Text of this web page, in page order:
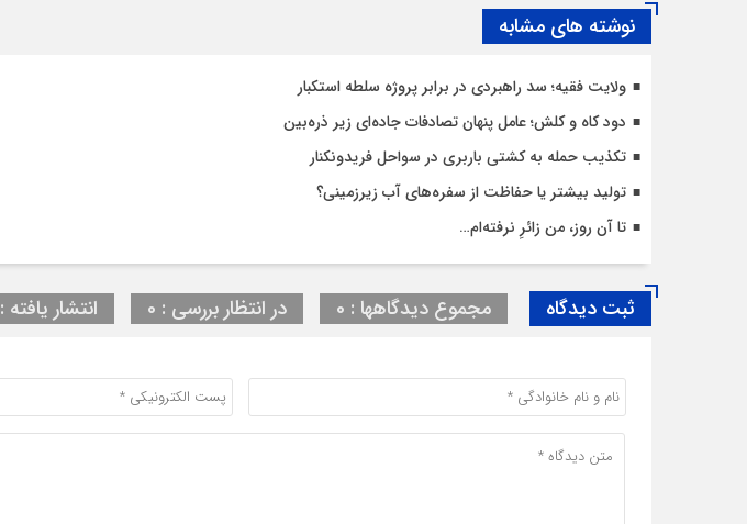
نوشته های مشابه
ولایت فقیه؛ سد راهبردی در برابر پروژه سلطه استکبار
دود کاه و کلش؛ عامل پنهان تصادفات جاده‌ای زیر ذره‌بین
تکذیب حمله به کشتی باربری در سواحل فریدونکنار
تولید بیشتر یا حفاظت از سفره‌های آب زیرزمینی؟
تا آن روز، من زائرِ نرفته‌ام…
ثبت دیدگاه مجموع دیدگاهها : 0 در انتظار بررسی : 0 انتشار یافته : 0